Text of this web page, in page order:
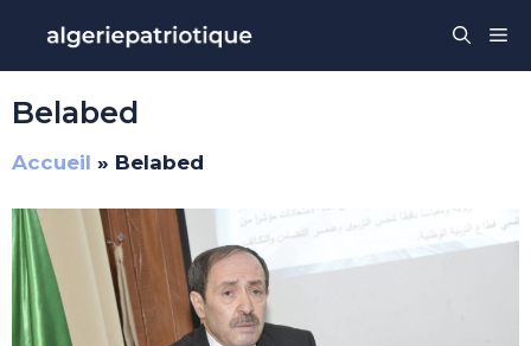
contenu
Belabed
Accueil » Belabed